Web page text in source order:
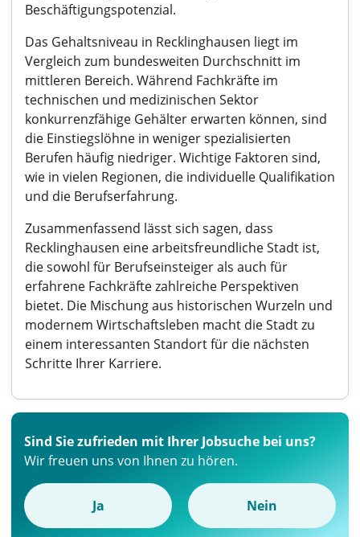
Beschäftigungspotenzial.
Das Gehaltsniveau in Recklinghausen liegt im
Vergleich zum bundesweiten Durchschnitt im
mittleren Bereich. Während Fachkräfte im
technischen und medizinischen Sektor
konkurrenzfähige Gehälter erwarten können, sind
die Einstiegslöhne in weniger spezialisierten
Berufen häufig niedriger. Wichtige Faktoren sind,
wie in vielen Regionen, die individuelle Qualifikation
und die Berufserfahrung.
Zusammenfassend lässt sich sagen, dass
Recklinghausen eine arbeitsfreundliche Stadt ist,
die sowohl für Berufseinsteiger als auch für
erfahrene Fachkräfte zahlreiche Perspektiven
bietet. Die Mischung aus historischen Wurzeln und
modernem Wirtschaftsleben macht die Stadt zu
einem interessanten Standort für die nächsten
Schritte Ihrer Karriere.
Sind Sie zufrieden mit Ihrer Jobsuche bei uns?
Wir freuen uns von Ihnen zu hören.
Ja Nein